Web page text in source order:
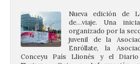
Enróllate, la
Conceyu País Llionés y el
Turismo, Ocio e Información
jóvenes “Enredando.info”. .
decimoctava fotografía de León
nos […]